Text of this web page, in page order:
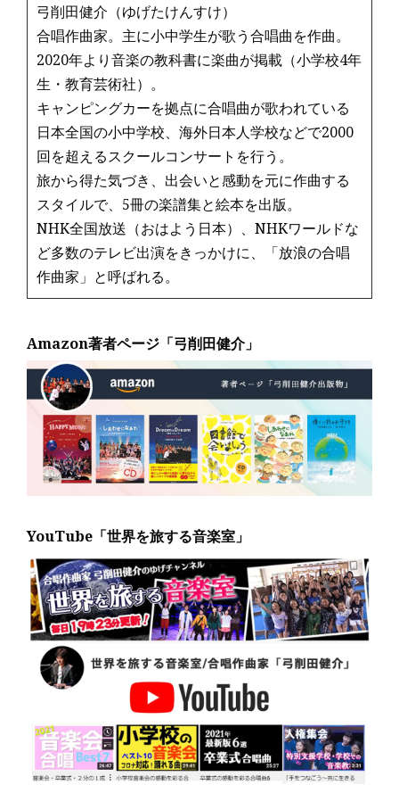
弓削田健介（ゆげたけんすけ）
合唱作曲家。主に小中学生が歌う合唱曲を作曲。
2020年より音楽の教科書に楽曲が掲載（小学校4年
生・教育芸術社）。
キャンピングカーを拠点に合唱曲が歌われている
日本全国の小中学校、海外日本人学校などで2000
回を超えるスクールコンサートを行う。
旅から得た気づき、出会いと感動を元に作曲する
スタイルで、5冊の楽譜集と絵本を出版。
NHK全国放送（おはよう日本）、NHKワールドな
ど多数のテレビ出演をきっかけに、「放浪の合唱
作曲家」と呼ばれる。
Amazon著者ページ「弓削田健介」
YouTube「世界を旅する音楽室」